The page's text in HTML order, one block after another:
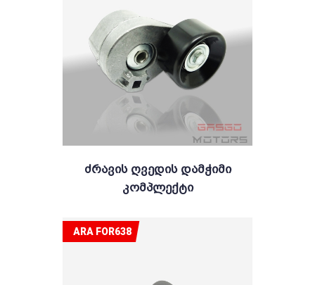
Ძრავის Ღვედის Დამჭიმი
Კომპლექტი
ARA FOR638